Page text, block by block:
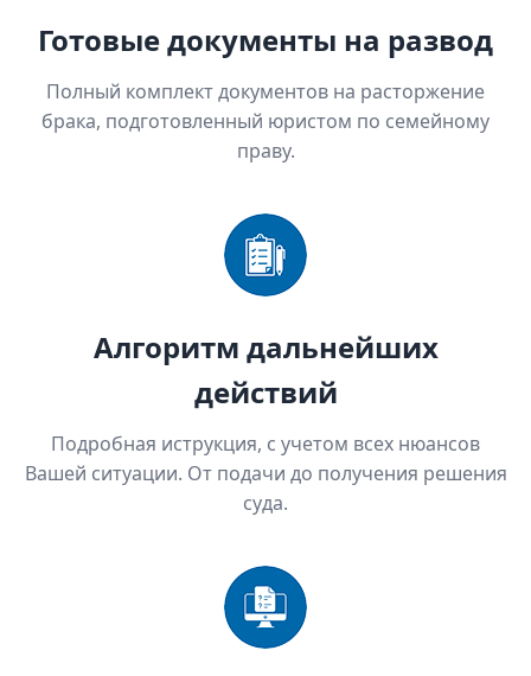
Готовые документы на развод
Полный комплект документов на расторжение
брака, подготовленный юристом по семейному
праву.
Алгоритм дальнейших
действий
Подробная иструкция, с учетом всех нюансов
Вашей ситуации. От подачи до получения решения
суда.